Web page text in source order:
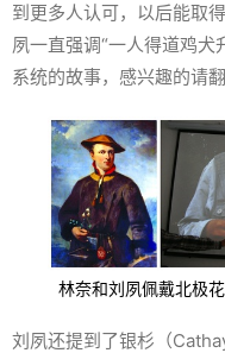
到更多人认可，以后能取
夙一直强调“一人得道鸡犬
系统的故事，感兴趣的请
林奈和刘夙佩戴北极
刘夙还提到了银杉（